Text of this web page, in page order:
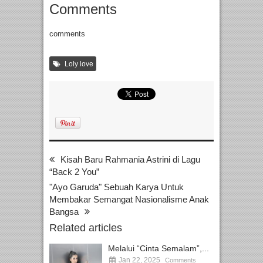
Comments
comments
Loly love
Kisah Baru Rahmania Astrini di Lagu
“Back 2 You”
"Ayo Garuda" Sebuah Karya Untuk
Membakar Semangat Nasionalisme Anak
Bangsa
Related articles
Melalui “Cinta Semalam”,...
Jan 22, 2025 Comments